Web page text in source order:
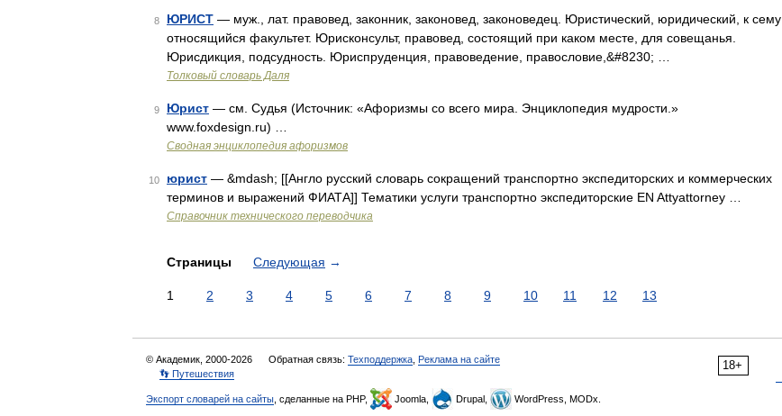
8 ЮРИСТ — муж., лат. правовед, законник, законовед, законоведец. Юристический, юридический, к сему
относящийся факультет. Юрисконсульт, правовед, состоящий при каком месте, для совещанья.
Юрисдикция, подсудность. Юриспруденция, правоведение, правословие,&#8230; …
Толковый словарь Даля
9 Юрист — см. Судья (Источник: «Афоризмы со всего мира. Энциклопедия мудрости.»
www.foxdesign.ru) …
Сводная энциклопедия афоризмов
10 юрист — &mdash; [[Англо русский словарь сокращений транспортно экспедиторских и коммерческих
терминов и выражений ФИАТА]] Тематики услуги транспортно экспедиторские EN Attyattorney …
Справочник технического переводчика
Страницы Следующая →
1 2 3 4 5 6 7 8 9 10 11 12 13
18+
© Академик, 2000-2026 Обратная связь: Техподдержка Реклама на сайте
👣 Путешествия
Экспорт словарей на сайты , сделанные на PHP, Joomla, Drupal, WordPress, MODx.